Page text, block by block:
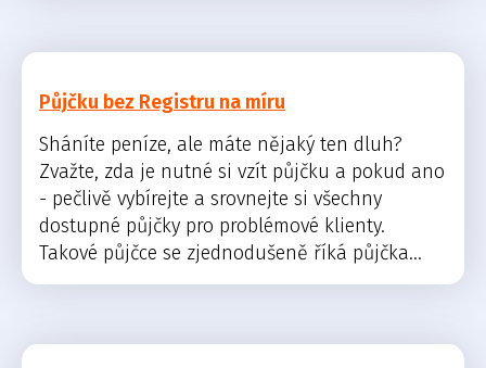
Půjčku bez Registru na míru
Sháníte peníze, ale máte nějaký ten dluh?
Zvažte, zda je nutné si vzít půjčku a pokud ano
- pečlivě vybírejte a srovnejte si všechny
dostupné půjčky pro problémové klienty.
Takové půjčce se zjednodušeně říká půjčka...